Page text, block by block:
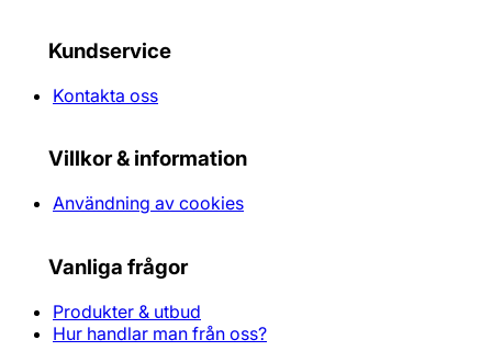
Kundservice
Kontakta oss
Villkor & information
Användning av cookies
Vanliga frågor
Produkter & utbud
Hur handlar man från oss?